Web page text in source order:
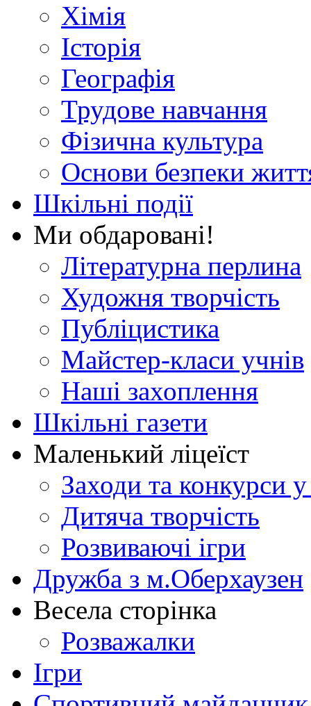
Хімія
Історія
Географія
Трудове навчання
Фізична культура
Основи безпеки
Шкільні події
Ми обдаровані!
Літературна перлина
Художня творчість
Публіцистика
Майстер-класи учнів
Наші захоплення
Шкільні газети
Маленький ліцеїст
Заходи та конкурси у
Дитяча творчість
Розвиваючі ігри
Дружба з м.Оберхаузен
Весела сторінка
Розважалки
Ігри